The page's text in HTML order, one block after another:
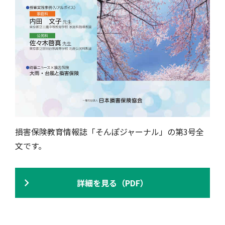
損害保険教育情報誌「そんぽジャーナル」の第3号全
文です。
詳細を見る（PDF）